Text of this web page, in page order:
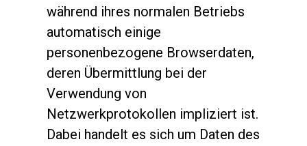
während ihres normalen Betriebs
automatisch einige
personenbezogene Browserdaten,
deren Übermittlung bei der
Verwendung von
Netzwerkprotokollen impliziert ist.
Dabei handelt es sich um Daten des